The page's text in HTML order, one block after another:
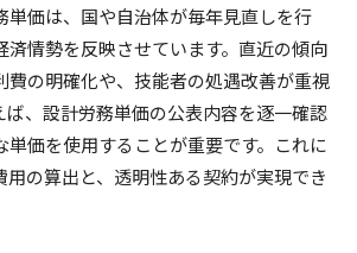
務単価を使った設備工事見積もりの
表と設計労務単価の併用ポイント
計労務単価で費用精度を上げる方法
単価表の最新トレンドを押さえる
費用計算で失敗しないための注意点
単価は、国や自治体が毎年見直しを行
済情勢を反映させています。直近の傾向
費の明確化や、技能者の処遇改善が重視
ば、設計労務単価の公表内容を逐一確認
単価を使用することが重要です。これに
用の算出と、透明性ある契約が実現でき